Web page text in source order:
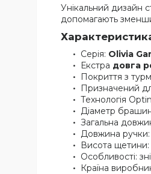
Унікальний дизайн
допомагають
Серія: Olivia
Екстра довга
Покриття з
Призначений
Технологія
Діаметр
Загальна
Довжина ручки:
Висота щетини:
Особливості:
Країна